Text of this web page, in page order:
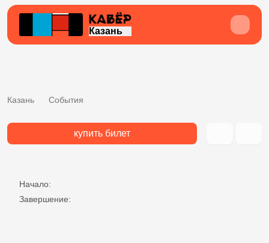
Казань
Казань События
купить билет
Начало:
Завершение: